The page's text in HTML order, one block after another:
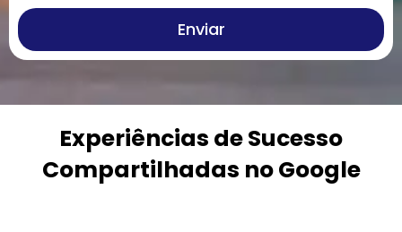
Enviar
Experiências de Sucesso
Compartilhadas no Google